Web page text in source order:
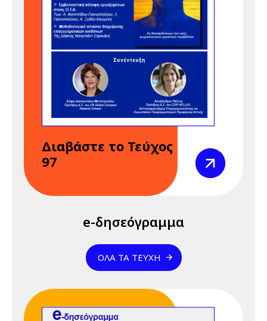
05:00 pm - 12:00 am
Διαδικτυακό
(webinar)
"Κανονισμός
REACH" 23 & 24
Απριλίου 2026
24 Απριλίου 2026
Παρασκευή
Σεμινάριο
(webinar)
"Κανονισμός
REACH" 23 & 24
28 Απριλίου 2026
01:01 am - 12:00 pm
28 Απριλίου -
Παγκόσμια
Ασφάλεια και την
Υγεία στην
Διαβάστε το Τεύχος
97
Προβολή
e-δησεόγραμμα
ΌΛΑ ΤΑ ΤΕΎΧΗ